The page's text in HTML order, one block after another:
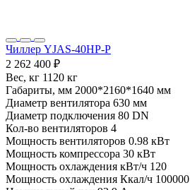
Чиллер YJAS-40HP-P
2 262 400 ₽
Вес, кг 1120 кг
Габариты, мм 2000*2160*1640 мм
Диаметр вентилятора 630 мм
Диаметр подключения 80 DN
Кол-во вентиляторов 4
Мощность вентиляторов 0.98 кВт
Мощность компрессора 30 кВт
Мощность охлаждения кВт/ч 120
Мощность охлаждения Ккал/ч 100000